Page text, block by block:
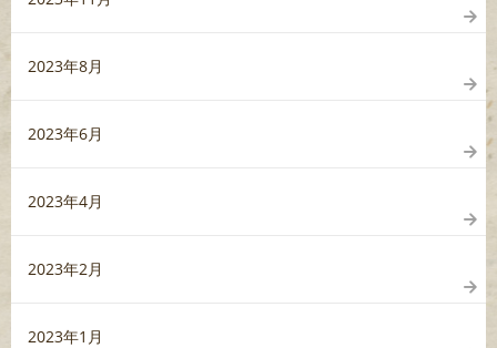
2023年8月
2023年6月
2023年4月
2023年2月
2023年1月